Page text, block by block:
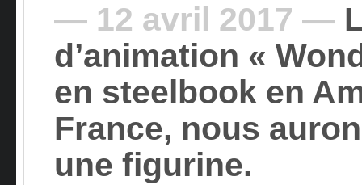
— 12 avril 2017 —
d’animation «
en steelbook en
France, nous
une figurine.